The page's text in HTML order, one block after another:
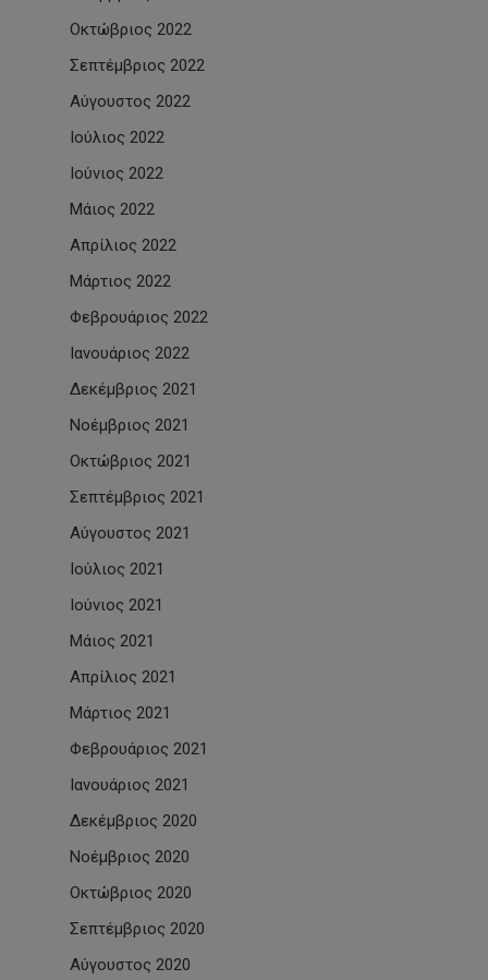
Οκτώβριος 2022
Σεπτέμβριος 2022
Αύγουστος 2022
Ιούλιος 2022
Ιούνιος 2022
Μάιος 2022
Απρίλιος 2022
Μάρτιος 2022
Φεβρουάριος 2022
Ιανουάριος 2022
Δεκέμβριος 2021
Νοέμβριος 2021
Οκτώβριος 2021
Σεπτέμβριος 2021
Αύγουστος 2021
Ιούλιος 2021
Ιούνιος 2021
Μάιος 2021
Απρίλιος 2021
Μάρτιος 2021
Φεβρουάριος 2021
Ιανουάριος 2021
Δεκέμβριος 2020
Νοέμβριος 2020
Οκτώβριος 2020
Σεπτέμβριος 2020
Αύγουστος 2020